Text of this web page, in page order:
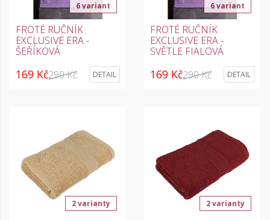
6 variant
FROTÉ RUČNÍK
EXCLUSIVE ERA -
ŠEŘÍKOVÁ
169 Kč290 Kč DETAIL
6 variant
FROTÉ RUČNÍK
EXCLUSIVE ERA -
SVĚTLE FIALOVÁ
169 Kč290 Kč DETAIL
2 varianty 2 varianty